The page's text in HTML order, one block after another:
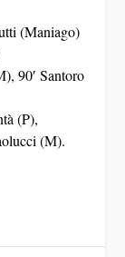
(Maniago)
90′ Santoro
(P),
(M).